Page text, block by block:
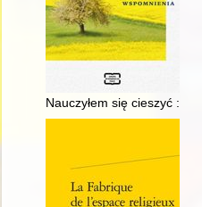
Nauczyłem się cieszyć :